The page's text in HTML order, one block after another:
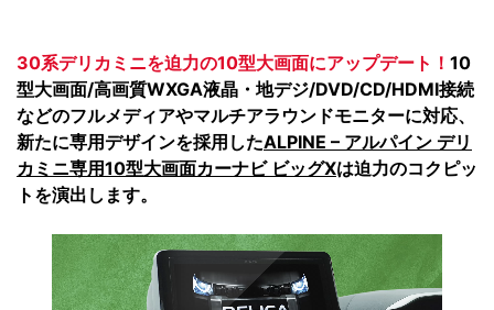
30系デリカミニを迫力の10型大画面にアップデート！ 10
型大画面/高画質WXGA液晶・地デジ/DVD/CD/HDMI接続
などのフルメディアやマルチアラウンドモニターに対応、
新たに専用デザインを採用したALPINE – アルパイン デリ
カミニ専用10型大画面カーナビ ビッグXは迫力のコクピッ
トを演出します。